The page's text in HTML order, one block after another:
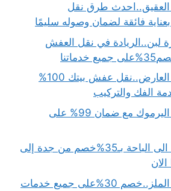
طرق نقل
فائقة لضمان وصوله سليمًا
لبن..الريادة في نقل العفش
دينا نقل عفش حي العارض..نقل عفش بيتك 100%
دينا نقل عفش حي اليرموك مع ضمان 99% على
نقل عفش من جدة الى الباحة بـ35%خصم من جدة إلى
الان
دينا نقل عفش حي الملز..خصم 30%على جميع خدمات